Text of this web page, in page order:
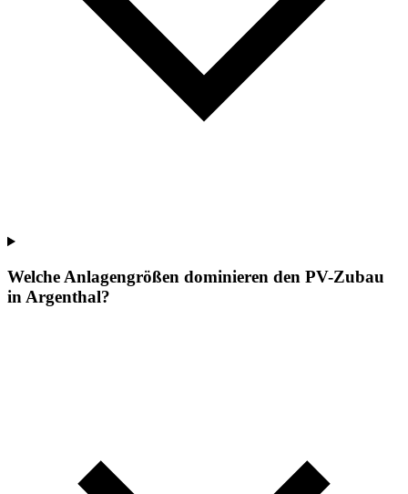
Welche Anlagengrößen dominieren den PV-Zubau
in Argenthal?